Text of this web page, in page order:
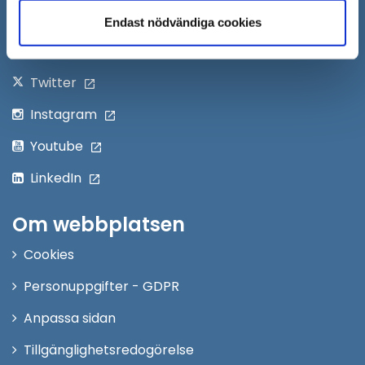
Endast nödvändiga cookies
nytt
fönster
Facebook
Twitter
Instagram
Youtube
LinkedIn
Om webbplatsen
Cookies
Personuppgifter - GDPR
Anpassa sidan
Tillgänglighetsredogörelse